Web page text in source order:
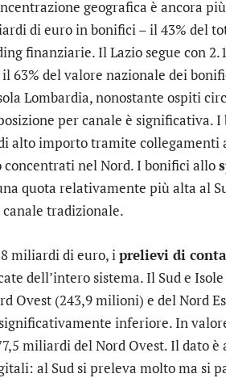
geografica è ancora
di euro in bonifici – il 43% del
finanziarie. Il Lazio segue con
63% del valore nazionale dei
Lombardia, nonostante ospiti
per canale è significativa.
alto importo tramite collegamenti
concentrati nel Nord. I bonifici allo
quota relativamente più alta al
tradizionale.
miliardi di euro, i prelievi di
dell’intero sistema. Il Sud e
Ovest (243,9 milioni) e del Nord
inferiore. In
miliardi del Nord Ovest. Il dato
al Sud si preleva molto ma si